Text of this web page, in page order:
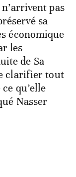
pas
sa
économique
les
de Sa
clarifier tout
qu’elle
Nasser